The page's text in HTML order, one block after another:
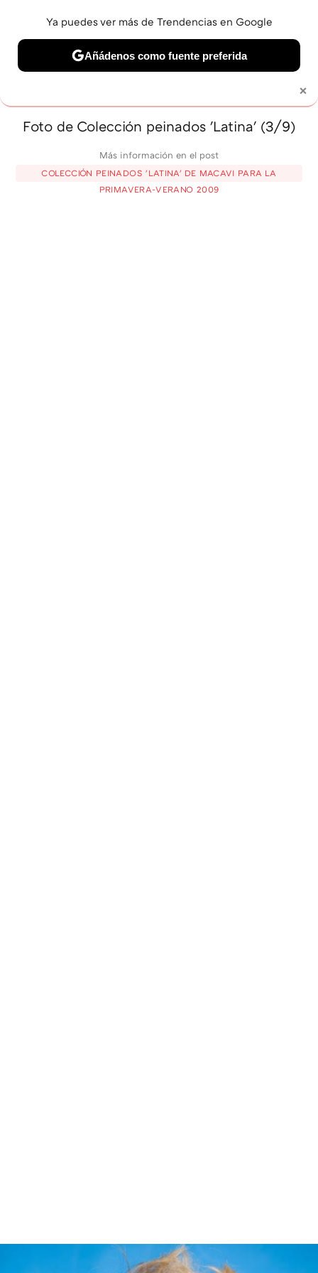
BELLEZA SHOPPING VIAJES GASTRO SNEAKERS
Foto de Colección peinados 'Latina' (3/9)
Más información en el post
COLECCIÓN PEINADOS 'LATINA' DE MACAVI PARA LA
PRIMAVERA-VERANO 2009
×
Ya puedes ver más de Trendencias en Google
Añádenos como fuente preferida